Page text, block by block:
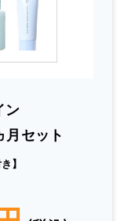
ン
月セット
】